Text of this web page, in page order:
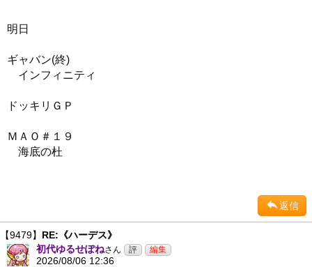
明日
ギャバン(終)
インフィニティ
ドッキリＧＰ
ＭＡＯ＃１９
海底の杜
返信
【9479】 RE:《ハーデス》
初代ゆるせぽねさん
2026/08/06 12:36